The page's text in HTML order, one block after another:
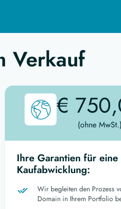
Verkauf
€
(ohne MwSt.)
Ihre Garantien für
Kaufabwicklung:
Wir begleiten den Prozess
Domain in Ihrem Portfolio